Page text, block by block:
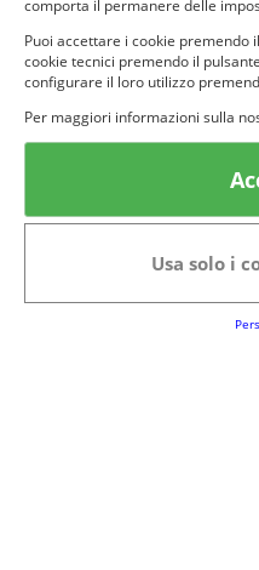
Bellezza
Nuovi prodotti
comporta il permanere delle
Puoi accettare i cookie premendo
cookie tecnici premendo il
configurare il loro utilizzo
Per maggiori informazioni sulla
Usa solo i